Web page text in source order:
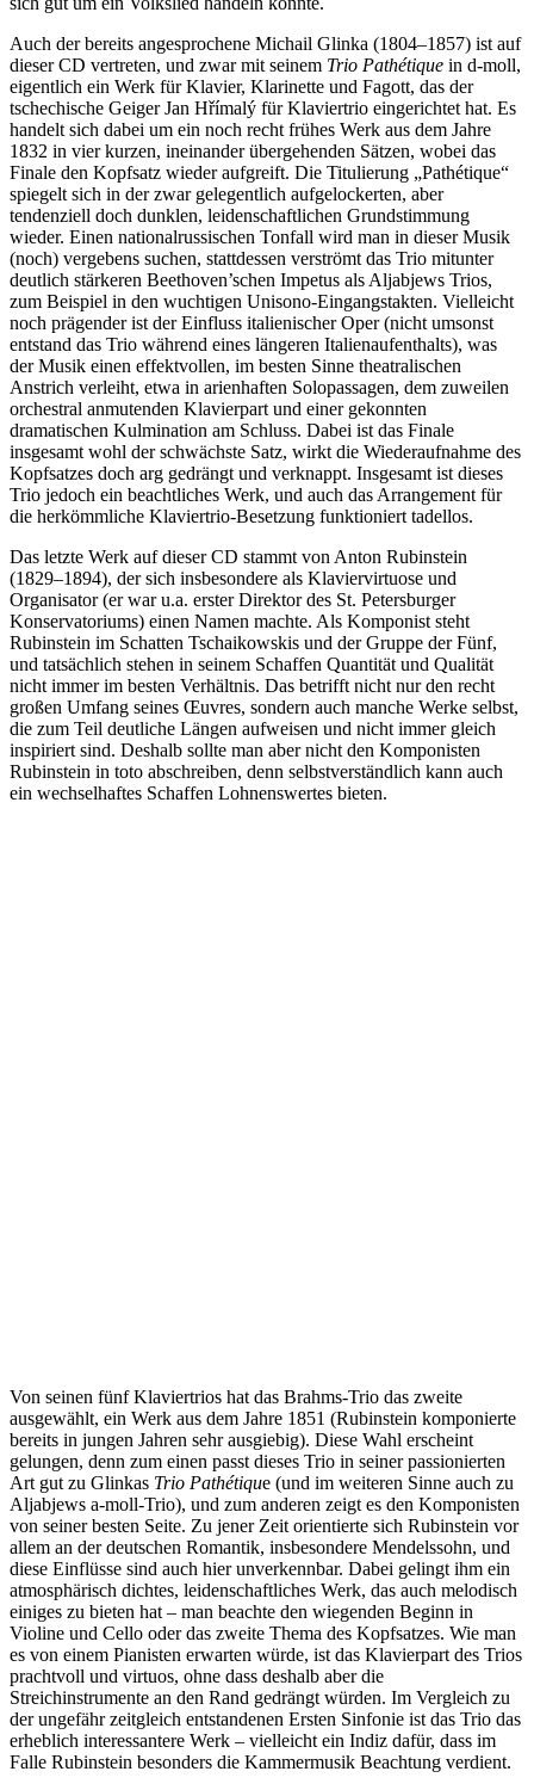
Auch der bereits angesprochene Michail Glinka (1804–1857) ist auf
dieser CD vertreten, und zwar mit seinem Trio Pathétique in d-moll,
eigentlich ein Werk für Klavier, Klarinette und Fagott, das der
tschechische Geiger Jan Hřímalý für Klaviertrio eingerichtet hat. Es
handelt sich dabei um ein noch recht frühes Werk aus dem Jahre
1832 in vier kurzen, ineinander übergehenden Sätzen, wobei das
Finale den Kopfsatz wieder aufgreift. Die Titulierung „Pathétique“
spiegelt sich in der zwar gelegentlich aufgelockerten, aber
tendenziell doch dunklen, leidenschaftlichen Grundstimmung
wieder. Einen nationalrussischen Tonfall wird man in dieser Musik
(noch) vergebens suchen, stattdessen verströmt das Trio mitunter
deutlich stärkeren Beethoven’schen Impetus als Aljabjews Trios,
zum Beispiel in den wuchtigen Unisono-Eingangstakten. Vielleicht
noch prägender ist der Einfluss italienischer Oper (nicht umsonst
entstand das Trio während eines längeren Italienaufenthalts), was
der Musik einen effektvollen, im besten Sinne theatralischen
Anstrich verleiht, etwa in arienhaften Solopassagen, dem zuweilen
orchestral anmutenden Klavierpart und einer gekonnten
dramatischen Kulmination am Schluss. Dabei ist das Finale
insgesamt wohl der schwächste Satz, wirkt die Wiederaufnahme des
Kopfsatzes doch arg gedrängt und verknappt. Insgesamt ist dieses
Trio jedoch ein beachtliches Werk, und auch das Arrangement für
die herkömmliche Klaviertrio-Besetzung funktioniert tadellos.
Das letzte Werk auf dieser CD stammt von Anton Rubinstein
(1829–1894), der sich insbesondere als Klaviervirtuose und
Organisator (er war u.a. erster Direktor des St. Petersburger
Konservatoriums) einen Namen machte. Als Komponist steht
Rubinstein im Schatten Tschaikowskis und der Gruppe der Fünf,
und tatsächlich stehen in seinem Schaffen Quantität und Qualität
nicht immer im besten Verhältnis. Das betrifft nicht nur den recht
großen Umfang seines Œuvres, sondern auch manche Werke selbst,
die zum Teil deutliche Längen aufweisen und nicht immer gleich
inspiriert sind. Deshalb sollte man aber nicht den Komponisten
Rubinstein in toto abschreiben, denn selbstverständlich kann auch
ein wechselhaftes Schaffen Lohnenswertes bieten.
Von seinen fünf Klaviertrios hat das Brahms-Trio das zweite
ausgewählt, ein Werk aus dem Jahre 1851 (Rubinstein komponierte
bereits in jungen Jahren sehr ausgiebig). Diese Wahl erscheint
gelungen, denn zum einen passt dieses Trio in seiner passionierten
Art gut zu Glinkas Trio Pathétique (und im weiteren Sinne auch zu
Aljabjews a-moll-Trio), und zum anderen zeigt es den Komponisten
von seiner besten Seite. Zu jener Zeit orientierte sich Rubinstein vor
allem an der deutschen Romantik, insbesondere Mendelssohn, und
diese Einflüsse sind auch hier unverkennbar. Dabei gelingt ihm ein
atmosphärisch dichtes, leidenschaftliches Werk, das auch melodisch
einiges zu bieten hat – man beachte den wiegenden Beginn in
Violine und Cello oder das zweite Thema des Kopfsatzes. Wie man
es von einem Pianisten erwarten würde, ist das Klavierpart des Trios
prachtvoll und virtuos, ohne dass deshalb aber die
Streichinstrumente an den Rand gedrängt würden. Im Vergleich zu
der ungefähr zeitgleich entstandenen Ersten Sinfonie ist das Trio das
erheblich interessantere Werk – vielleicht ein Indiz dafür, dass im
Falle Rubinstein besonders die Kammermusik Beachtung verdient.